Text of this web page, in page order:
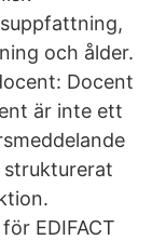
och ålder.
Docent
är inte ett
EDIFACT